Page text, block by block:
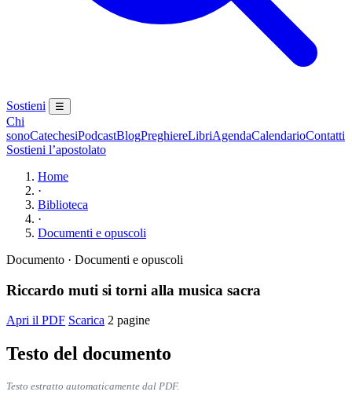
Sostieni ☰
Chi
sonoCatechesiPodcastBlogPreghiereLibriAgendaCalendarioContatti
Sostieni l’apostolato
Home
·
Biblioteca
·
Documenti e opuscoli
Documento · Documenti e opuscoli
Riccardo muti si torni alla musica sacra
Apri il PDF Scarica 2 pagine
Testo del documento
Testo estratto automaticamente dal PDF.